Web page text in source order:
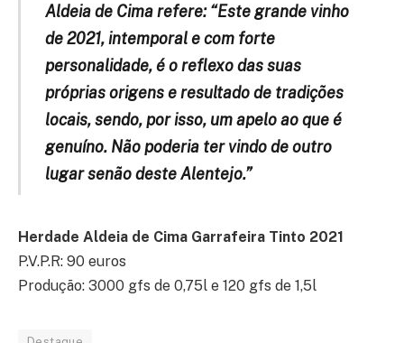
Aldeia de Cima refere: “Este grande vinho
de 2021, intemporal e com forte
personalidade, é o reflexo das suas
próprias origens e resultado de tradições
locais, sendo, por isso, um apelo ao que é
genuíno. Não poderia ter vindo de outro
lugar senão deste Alentejo.”
Herdade Aldeia de Cima Garrafeira Tinto 2021
P.V.P.R: 90 euros
Produção: 3000 gfs de 0,75l e 120 gfs de 1,5l